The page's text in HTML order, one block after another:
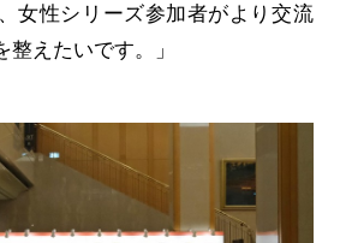
女性シリーズ参加者がより交流
整えたいです。」